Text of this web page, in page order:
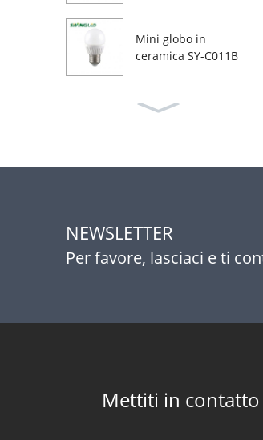
Mini globo in
ceramica SY-C011B
NEWSLETTER
Per favore, lasciaci e ti
Mettiti in contatto